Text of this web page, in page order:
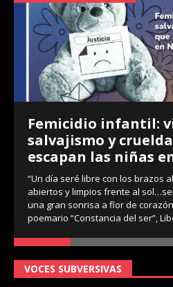
Femicidio infantil:
salvajismo y
escapan las niñas
“Un día seré libre con los brazos
abiertos y limpios frente al
una gran sonrisa a flor de
poemario “Constancia del ser”,
VOCES SUBVERSIVAS